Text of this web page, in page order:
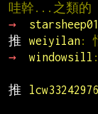
哇幹...之類的
→
推
weiyilan:
→
windowsill
推
lcw33242976